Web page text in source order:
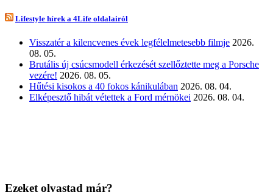
Lifestyle hírek a 4Life oldalairól
Visszatér a kilencvenes évek legfélelmetesebb filmje 2026.
08. 05.
Brutális új csúcsmodell érkezését szellőztette meg a Porsche
vezére! 2026. 08. 05.
Hűtési kisokos a 40 fokos kánikulában 2026. 08. 04.
Elképesztő hibát vétettek a Ford mérnökei 2026. 08. 04.
Ezeket olvastad már?